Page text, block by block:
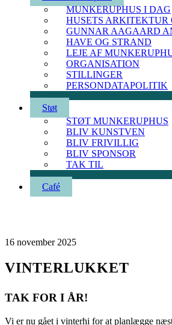
MUNKERUPHUS I DAG
HUSETS ARKITEKTUR
GUNNAR AAGAARD
HAVE OG STRAND
LEJE AF
ORGANISATION
STILLINGER
PERSONDATAPOLITIK
Støt
STØT MUNKERUPHUS
BLIV KUNSTVEN
BLIV FRIVILLIG
BLIV SPONSOR
TAK TIL
Café
16 november 2025
VINTERLUKKET
TAK FOR I ÅR!
Vi er nu gået i vinterhi for at planlægge